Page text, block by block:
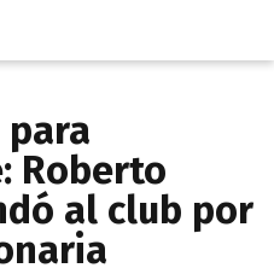
Roberto
al club por